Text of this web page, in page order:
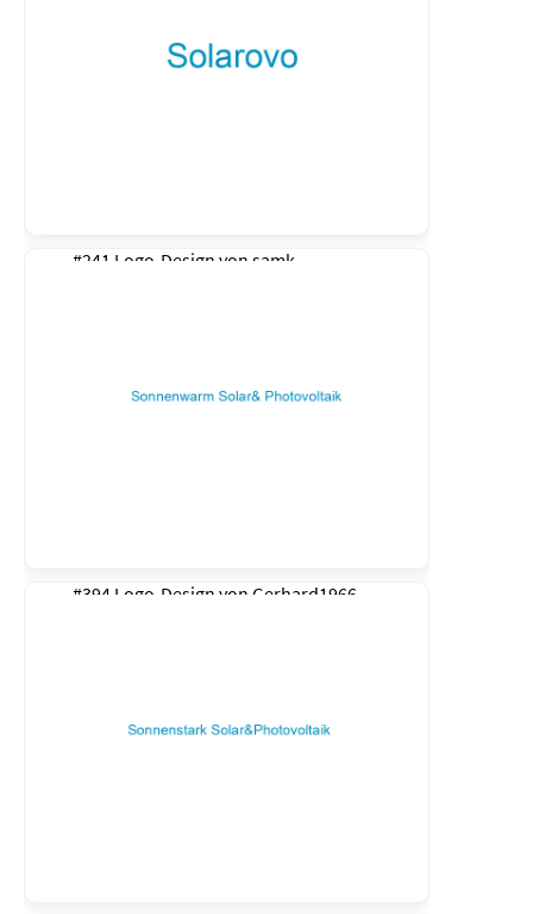
#241 Logo-Design von samk
#394 Logo-Design von Gerhard1966